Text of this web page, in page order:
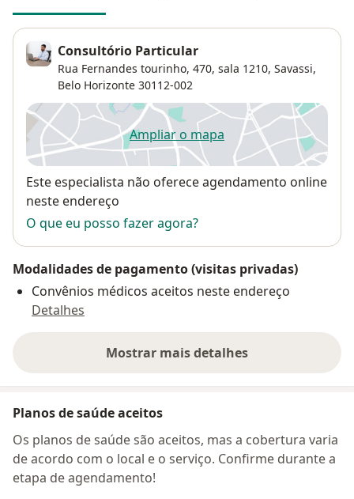
Consultório Particular
Rua Fernandes tourinho, 470, sala 1210, Savassi,
Belo Horizonte 30112-002
Ampliar o mapaabre num novo separador
Disponibilidade
Este especialista não oferece agendamento online
neste endereço
O que eu posso fazer agora?
Modalidades de pagamento (visitas privadas)
Convênios médicos aceitos neste endereço
Detalhes
Mostrar mais detalhes
sobre o endereço
Planos de saúde aceitos
Os planos de saúde são aceitos, mas a cobertura varia
de acordo com o local e o serviço. Confirme durante a
etapa de agendamento!